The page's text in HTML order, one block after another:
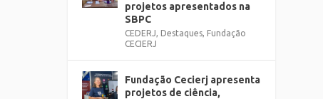
projetos apresentados na
SBPC
CEDERJ, Destaques, Fundação
CECIERJ
Fundação Cecierj apresenta
projetos de ciência,